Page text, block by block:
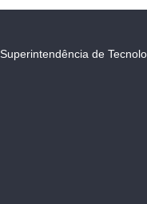
Superintendência de